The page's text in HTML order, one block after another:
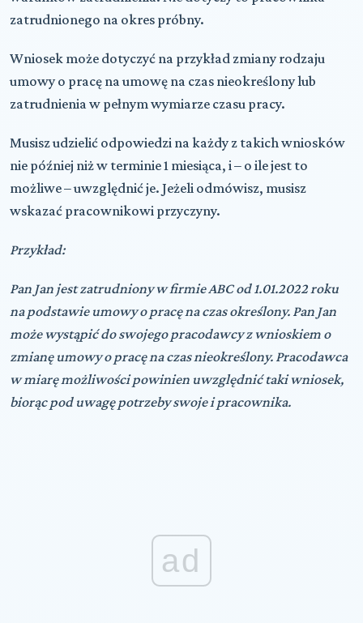
zatrudnionego na okres próbny.
Wniosek może dotyczyć na przykład zmiany rodzaju
umowy o pracę na umowę na czas nieokreślony lub
zatrudnienia w pełnym wymiarze czasu pracy.
Musisz udzielić odpowiedzi na każdy z takich wniosków
nie później niż w terminie1 miesiąca, i – o ile jest to
możliwe – uwzględnić je. Jeżeli odmówisz, musisz
wskazać pracownikowi przyczyny.
Przykład:
Pan Jan jest zatrudniony w firmie ABC od 1.01.2022 roku
na podstawie umowy o pracę na czas określony. Pan Jan
może wystąpić do swojego pracodawcy z wnioskiem o
zmianę umowy o pracę na czas nieokreślony. Pracodawca
w miarę możliwości powinien uwzględnić taki wniosek,
biorąc pod uwagę potrzeby swoje i pracownika.
ad